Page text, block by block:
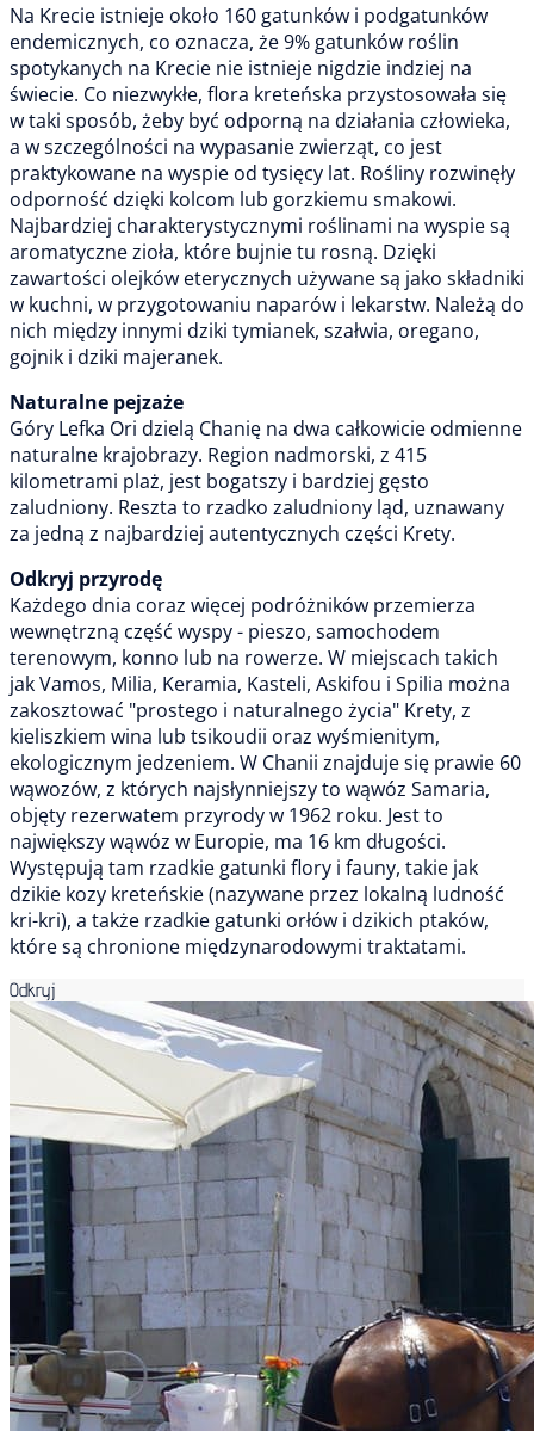
Na Krecie istnieje około 160 gatunków i podgatunków
endemicznych, co oznacza, że 9% gatunków roślin
spotykanych na Krecie nie istnieje nigdzie indziej na
świecie. Co niezwykłe, flora kreteńska przystosowała się
w taki sposób, żeby być odporną na działania człowieka,
a w szczególności na wypasanie zwierząt, co jest
praktykowane na wyspie od tysięcy lat. Rośliny rozwinęły
odporność dzięki kolcom lub gorzkiemu smakowi.
Najbardziej charakterystycznymi roślinami na wyspie są
aromatyczne zioła, które bujnie tu rosną. Dzięki
zawartości olejków eterycznych używane są jako składniki
w kuchni, w przygotowaniu naparów i lekarstw. Należą do
nich między innymi dziki tymianek, szałwia, oregano,
gojnik i dziki majeranek.
Naturalne pejzaże
Góry Lefka Ori dzielą Chanię na dwa całkowicie odmienne
naturalne krajobrazy. Region nadmorski, z 415
kilometrami plaż, jest bogatszy i bardziej gęsto
zaludniony. Reszta to rzadko zaludniony ląd, uznawany
za jedną z najbardziej autentycznych części Krety.
Odkryj przyrodę
Każdego dnia coraz więcej podróżników przemierza
wewnętrzną część wyspy - pieszo, samochodem
terenowym, konno lub na rowerze. W miejscach takich
jak Vamos, Milia, Keramia, Kasteli, Askifou i Spilia można
zakosztować "prostego i naturalnego życia" Krety, z
kieliszkiem wina lub tsikoudii oraz wyśmienitym,
ekologicznym jedzeniem. W Chanii znajduje się prawie 60
wąwozów, z których najsłynniejszy to wąwóz Samaria,
objęty rezerwatem przyrody w 1962 roku. Jest to
największy wąwóz w Europie, ma 16 km długości.
Występują tam rzadkie gatunki flory i fauny, takie jak
dzikie kozy kreteńskie (nazywane przez lokalną ludność
kri-kri), a także rzadkie gatunki orłów i dzikich ptaków,
które są chronione międzynarodowymi traktatami.
Odkryj